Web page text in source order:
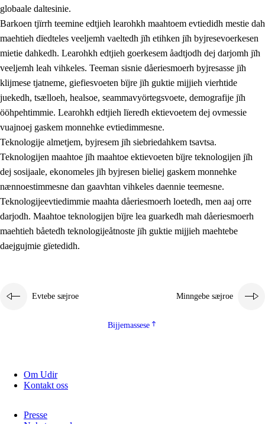
2.1 Sosijaale lïereme jïh evtiedimmie
2.2 Maahtoe faagine
2.3 Vihkeles tjiehpiesvoeth
2.4 Lïeredh lïeredh
Dåaresthfaageles teemah
2.5 Dåaresthfaageles teemah
2.5.1 Almetjehealsoe jïh jieledehaalveme
2.5.2 Demokratije jïh meatanårrojevoete
2.5.3 Monnehke evtiedimmie
globaale daltesinie.
Barkoen tjïrrh teemine edtjieh learohkh maahtoem evtiedidh mestie dah
maehtieh dïedteles veeljemh vaeltedh jïh etihken jïh byjresevoerkesen
mietie dahkedh. Learohkh edtjieh goerkesem åadtjodh dej darjomh jïh
veeljemh leah vihkeles. Teeman sisnie dåeriesmoerh byjresasse jïh
klijmese tjatneme, giefiesvoeten bïjre jïh guktie mijjieh vierhtide
juekedh, tsælloeh, healsoe, seammavyörtegsvoete, demografije jïh
ööhpehtimmie. Learohkh edtjieh lïeredh ektievoetem dej ovmessie
vuajnoej gaskem monnehke evtiedimmesne.
Teknologije almetjem, byjresem jïh siebriedahkem tsavtsa.
Teknologijen maahtoe jïh maahtoe ektievoeten bïjre teknologijen jïh
dej sosijaale, ekonomeles jïh byjresen bieliej gaskem monnehke
nænnoestimmesne dan gaavhtan vihkeles daennie teemesne.
Teknologijeevtiedimmie maahta dåeriesmoerh loetedh, men aaj orre
darjodh. Maahtoe teknologijen bïjre lea guarkedh mah dåeriesmoerh
maehtieh båetedh teknologijeåtnoste jïh guktie mijjieh maehtebe
daejgujmie gïetedidh.
Evtebe sæjroe Minngebe sæjroe
Bijjemassese
Om Udir
Kontakt oss
Presse